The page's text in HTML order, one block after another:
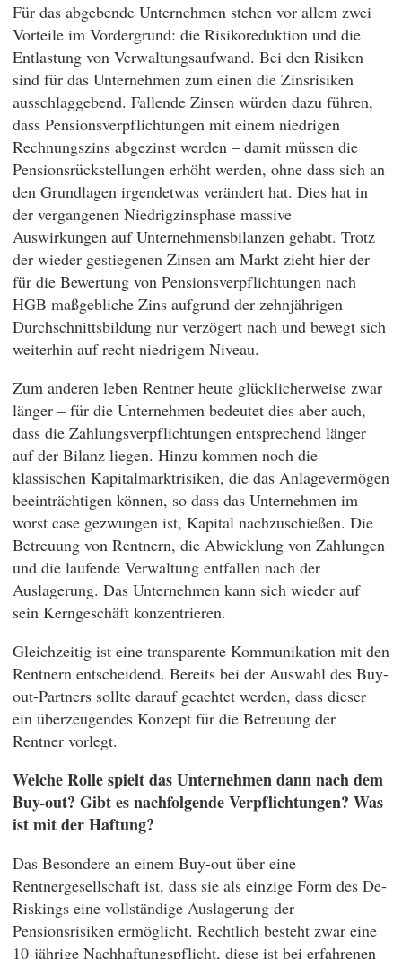
Für das abgebende Unternehmen stehen vor allem zwei
Vorteile im Vordergrund: die Risikoreduktion und die
Entlastung von Verwaltungsaufwand. Bei den Risiken
sind für das Unternehmen zum einen die Zinsrisiken
ausschlaggebend. Fallende Zinsen würden dazu führen,
dass Pensionsverpflichtungen mit einem niedrigen
Rechnungszins abgezinst werden – damit müssen die
Pensionsrückstellungen erhöht werden, ohne dass sich an
den Grundlagen irgendetwas verändert hat. Dies hat in
der vergangenen Niedrigzinsphase massive
Auswirkungen auf Unternehmensbilanzen gehabt. Trotz
der wieder gestiegenen Zinsen am Markt zieht hier der
für die Bewertung von Pensionsverpflichtungen nach
HGB maßgebliche Zins aufgrund der zehnjährigen
Durchschnittsbildung nur verzögert nach und bewegt sich
weiterhin auf recht niedrigem Niveau.
Zum anderen leben Rentner heute glücklicherweise zwar
länger – für die Unternehmen bedeutet dies aber auch,
dass die Zahlungsverpflichtungen entsprechend länger
auf der Bilanz liegen. Hinzu kommen noch die
klassischen Kapitalmarktrisiken, die das Anlagevermögen
beeinträchtigen können, so dass das Unternehmen im
worst case gezwungen ist, Kapital nachzuschießen. Die
Betreuung von Rentnern, die Abwicklung von Zahlungen
und die laufende Verwaltung entfallen nach der
Auslagerung. Das Unternehmen kann sich wieder auf
sein Kerngeschäft konzentrieren.
Gleichzeitig ist eine transparente Kommunikation mit den
Rentnern entscheidend. Bereits bei der Auswahl des Buy-
out-Partners sollte darauf geachtet werden, dass dieser
ein überzeugendes Konzept für die Betreuung der
Rentner vorlegt.
Welche Rolle spielt das Unternehmen dann nach dem
Buy-out? Gibt es nachfolgende Verpflichtungen? Was
ist mit der Haftung?
Das Besondere an einem Buy-out über eine
Rentnergesellschaft ist, dass sie als einzige Form des De-
Riskings eine vollständige Auslagerung der
Pensionsrisiken ermöglicht. Rechtlich besteht zwar eine
10-jährige Nachhaftungspflicht, diese ist bei erfahrenen